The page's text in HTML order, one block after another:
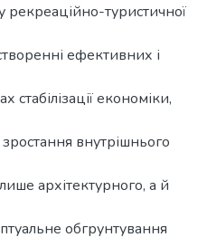
рекреаційно-туристичної
ефективних і
стабілізації економіки,
внутрішнього
архітектурного, а й
обгрунтування